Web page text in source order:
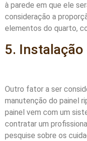
à parede em que ele
consideração a
elementos do quarto,
5.
Outro fator a ser
manutenção do painel
painel vem com um
contratar um
pesquise sobre os